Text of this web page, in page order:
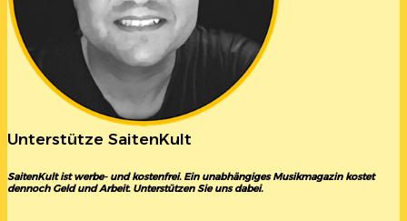
Unterstütze SaitenKult
SaitenKult ist werbe- und kostenfrei. Ein unabhängiges Musikmagazin kostet
dennoch Geld und Arbeit. Unterstützen Sie uns dabei.